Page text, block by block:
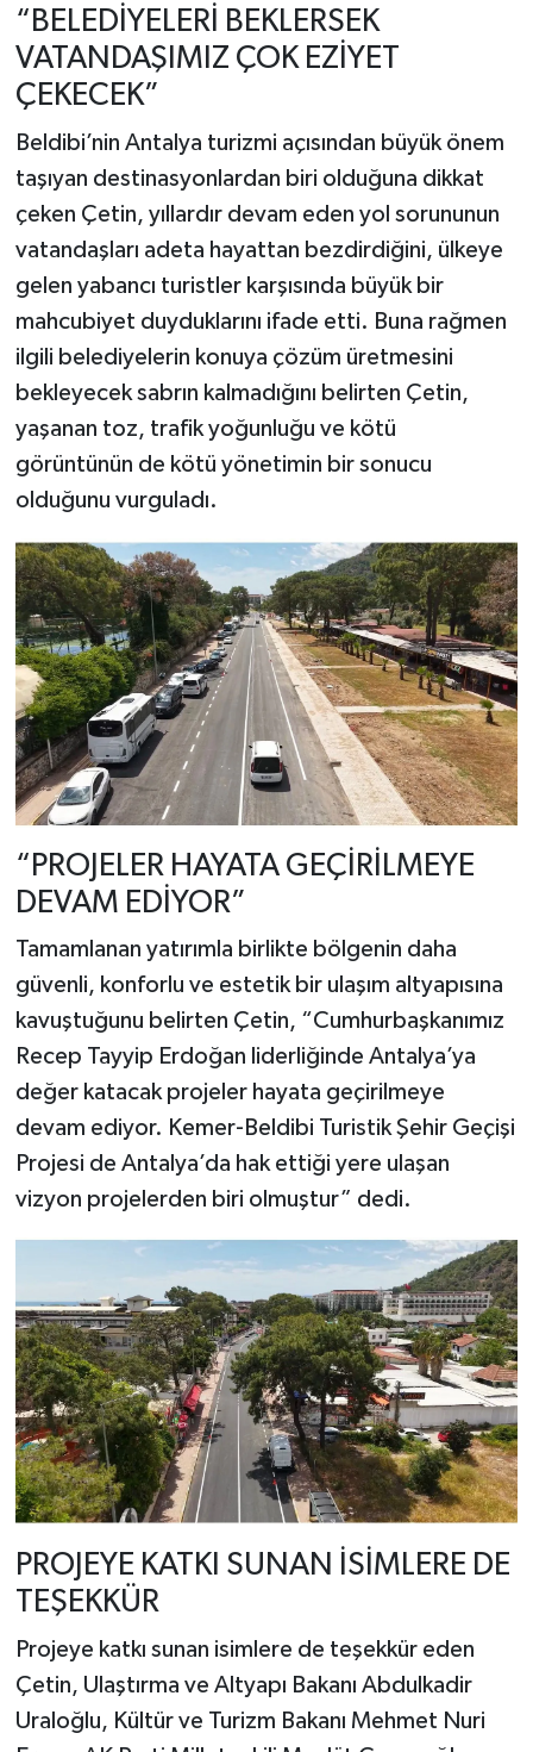
“BELEDİYELERİ BEKLERSEK
VATANDAŞIMIZ ÇOK EZİYET
ÇEKECEK”
Beldibi’nin Antalya turizmi açısından büyük önem
taşıyan destinasyonlardan biri olduğuna dikkat
çeken Çetin, yıllardır devam eden yol sorununun
vatandaşları adeta hayattan bezdirdiğini, ülkeye
gelen yabancı turistler karşısında büyük bir
mahcubiyet duyduklarını ifade etti. Buna rağmen
ilgili belediyelerin konuya çözüm üretmesini
bekleyecek sabrın kalmadığını belirten Çetin,
yaşanan toz, trafik yoğunluğu ve kötü
görüntünün de kötü yönetimin bir sonucu
olduğunu vurguladı.
“PROJELER HAYATA GEÇİRİLMEYE
DEVAM EDİYOR”
Tamamlanan yatırımla birlikte bölgenin daha
güvenli, konforlu ve estetik bir ulaşım altyapısına
kavuştuğunu belirten Çetin, “Cumhurbaşkanımız
Recep Tayyip Erdoğan liderliğinde Antalya’ya
değer katacak projeler hayata geçirilmeye
devam ediyor. Kemer-Beldibi Turistik Şehir Geçişi
Projesi de Antalya’da hak ettiği yere ulaşan
vizyon projelerden biri olmuştur” dedi.
PROJEYE KATKI SUNAN İSİMLERE DE
TEŞEKKÜR
Projeye katkı sunan isimlere de teşekkür eden
Çetin, Ulaştırma ve Altyapı Bakanı Abdulkadir
Uraloğlu, Kültür ve Turizm Bakanı Mehmet Nuri